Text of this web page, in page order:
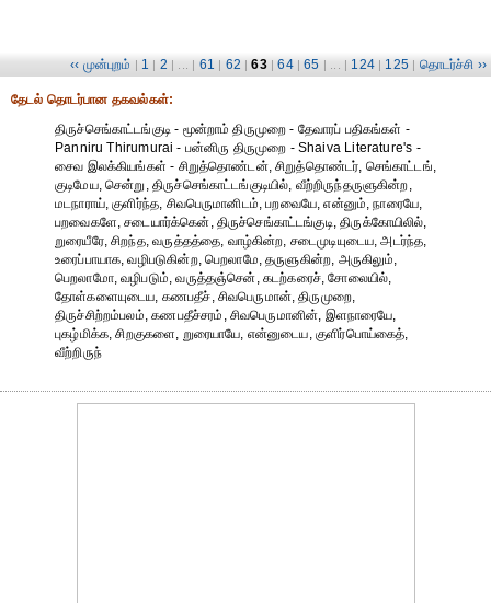
‹‹ முன்புறம் | 1 | 2 | ... | 61 | 62 | 63 | 64 | 65 | ... | 124 | 125 | தொடர்ச்சி ››
தேட‌ல் தொட‌ர்பான தகவ‌ல்க‌ள்:
திருச்செங்காட்டங்குடி - மூன்றாம் திருமுறை - தேவாரப் பதிகங்கள் -
Panniru Thirumurai - பன்னிரு திருமுறை - Shaiva Literature's -
சைவ இலக்கியங்கள் - சிறுத்தொண்டன், சிறுத்தொண்டர், செங்காட்டங்,
குடிமேய, சென்று, திருச்செங்காட்டங்குடியில், வீற்றிருந்தருளுகின்ற,
மடநாராய், குளிர்ந்த, சிவபெருமானிடம், பறவையே, என்னும், நாரையே,
பறவைகளே, சடையார்க்கென், திருச்செங்காட்டங்குடி, திருக்கோயிலில்,
றுரையீரே, சிறந்த, வருத்தத்தை, வாழ்கின்ற, சடைமுடியுடைய, அடர்ந்த,
உரைப்பாயாக, வழிபடுகின்ற, பெறலாமே, தருளுகின்ற, அருகிலும்,
பெறலாமோ, வழிபடும், வருத்தஞ்சென், கடற்கரைச், சோலையில்,
தோள்களையுடைய, கணபதீச், சிவபெருமான், திருமுறை,
திருச்சிற்றம்பலம், கணபதீச்சரம், சிவபெருமானின், இளநாரையே,
புகழ்மிக்க, சிறகுகளை, றுரையாயே, என்னுடைய, குளிர்பொய்கைத்,
வீற்றிருந்